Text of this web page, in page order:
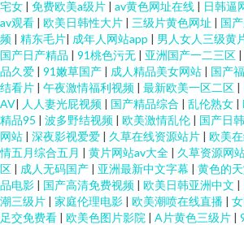
宅女 | 免费欧美a级片 | av黄色网址在线 | 日韩逼
av观看 | 欧美日韩性大片 | 三级片黄色网址 | 国
频 | 精东毛片| 成年人网站app | 男人女人三级黄
国产日产精品 | 91桃色污无 | 亚洲国产一二三区 |
品久爱 | 91嫩草国产 | 成人精品美女网站 | 国产
结看片 | 午夜激情福利视频 | 最新欧美一区二区 |
AV| 人人妻光屁视频 | 国产精品综合 | 乱伦熟女 |
精品95 | 波多野结视频 | 欧美激情乱伦 | 国产日
网站 | 深夜影视爱爱 | 久草在线资源站片 | 欧美
情五月综合五月 | 黄片网站av大全 | 久草资源网
区 | 成人无码国产 | 亚洲最新中文字幕 | 黄色的
品电影 | 国产高清免费视频 | 欧美日韩亚洲中文 |
潮三级片 | 家庭伦理电影 | 欧美潮喷在线直播 |
足交免费看 | 欧美色图片影院 | A片黄色三级片 |